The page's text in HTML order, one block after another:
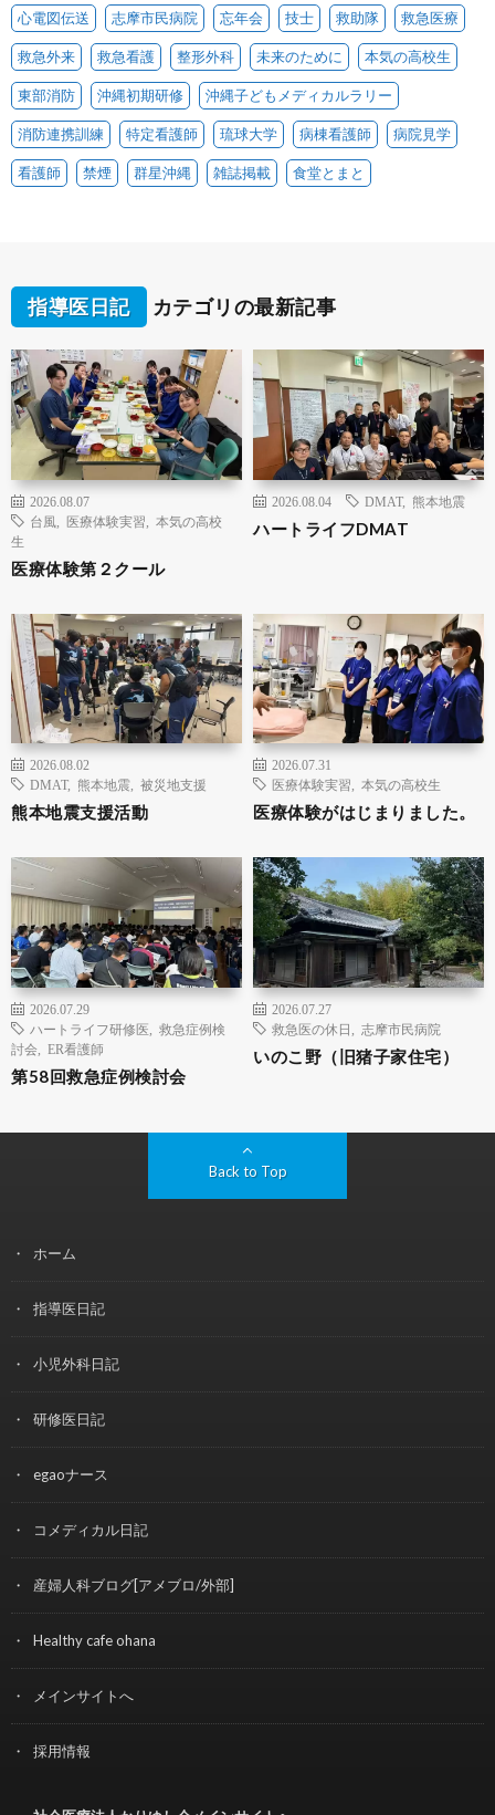
心電図伝送 志摩市民病院 忘年会 技士 救助隊 救急医療
救急外来 救急看護 整形外科 未来のために 本気の高校生
東部消防 沖縄初期研修 沖縄子どもメディカルラリー
消防連携訓練 特定看護師 琉球大学 病棟看護師 病院見学
看護師 禁煙 群星沖縄 雑誌掲載 食堂とまと
指導医日記 カテゴリの最新記事
2026.08.07
台風
医療体験実習
本気の高校
生
医療体験第２クール
2026.08.04 DMAT, 熊本地震
ハートライフDMAT
2026.08.02
DMAT, 熊本地震 被災地支援
熊本地震支援活動
2026.07.31
医療体験実習
本気の高校生
医療体験がはじまりました。
2026.07.29
ハートライフ研修医
救急症例検
討会
ER看護師
第58回救急症例検討会
2026.07.27
救急医の休日
志摩市民病院
いのこ野（旧猪子家住宅）
Back to Top
ホーム
指導医日記
小児外科日記
研修医日記
egaoナース
コメディカル日記
産婦人科ブログ[アメブロ/外部]
Healthy cafe ohana
メインサイトへ
採用情報